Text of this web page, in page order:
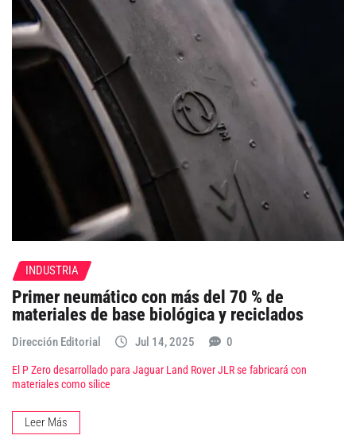
INDUSTRIA
Primer neumático con más del 70 % de
materiales de base biológica y reciclados
Dirección Editorial Jul 14, 2025 0
El P Zero desarrollado para Jaguar Land Rover JLR se fabricará con
materiales como sílice
Leer Más